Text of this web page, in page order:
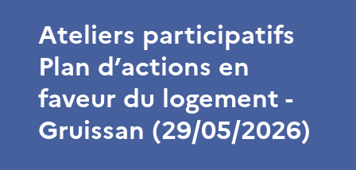
Ateliers participatifs
Plan d’actions en
faveur du logement -
Gruissan (29/05/2026)